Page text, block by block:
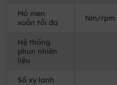
Mô men
xoắn tối đa
Nm/rpm
Hệ thống
phun nhiên
liệu
Số xy lanh